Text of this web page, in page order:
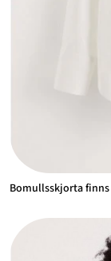
Bomullsskjorta finns